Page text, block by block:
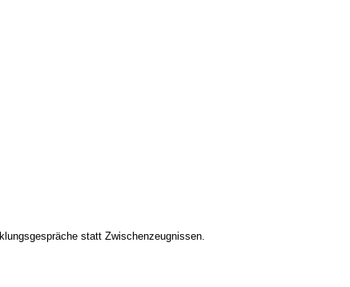
statt Zwischenzeugnissen.